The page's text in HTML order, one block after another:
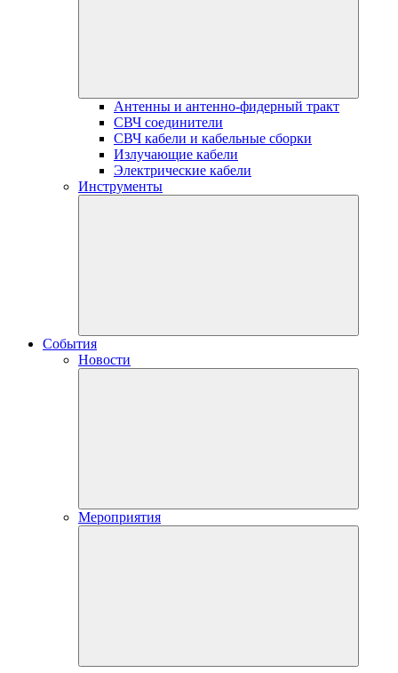
Антенны и антенно-фидерный тракт
СВЧ соединители
СВЧ кабели и кабельные сборки
Излучающие кабели
Электрические кабели
Инструменты
События
Новости
Мероприятия